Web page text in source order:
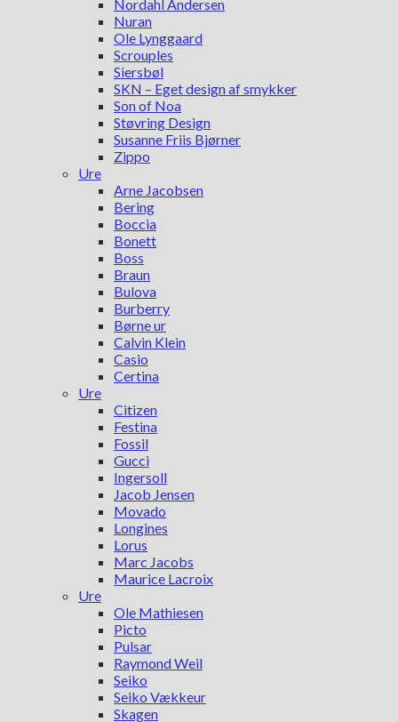
Nordahl Andersen
Nuran
Ole Lynggaard
Scrouples
Siersbøl
SKN – Eget design af smykker
Son of Noa
Støvring Design
Susanne Friis Bjørner
Zippo
Ure
Arne Jacobsen
Bering
Boccia
Bonett
Boss
Braun
Bulova
Burberry
Børne ur
Calvin Klein
Casio
Certina
Ure
Citizen
Festina
Fossil
Gucci
Ingersoll
Jacob Jensen
Movado
Longines
Lorus
Marc Jacobs
Maurice Lacroix
Ure
Ole Mathiesen
Picto
Pulsar
Raymond Weil
Seiko
Seiko Vækkeur
Skagen